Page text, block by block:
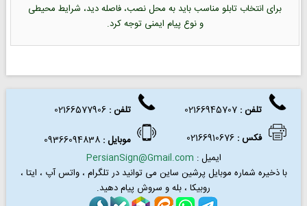
برای انتخاب تابلو مناسب باید به محل نصب، فاصله دید، شرایط محیطی
و نوع پیام ایمنی توجه کرد.
تلفن : تلفن:
02166577906
فکس:
02166910676 موبایل :
ایمیل : PersianSign@Gmail.com
با ذخیره شماره موبایل پرشین ساین می توانید درتلگرام ، واتس آپ ، ایتا ،
روبیکا ، بله و سروش پیام دهید.